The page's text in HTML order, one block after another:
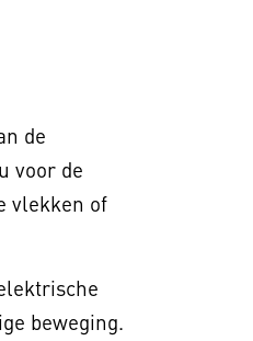
de
voor de
vlekken of
beweging.